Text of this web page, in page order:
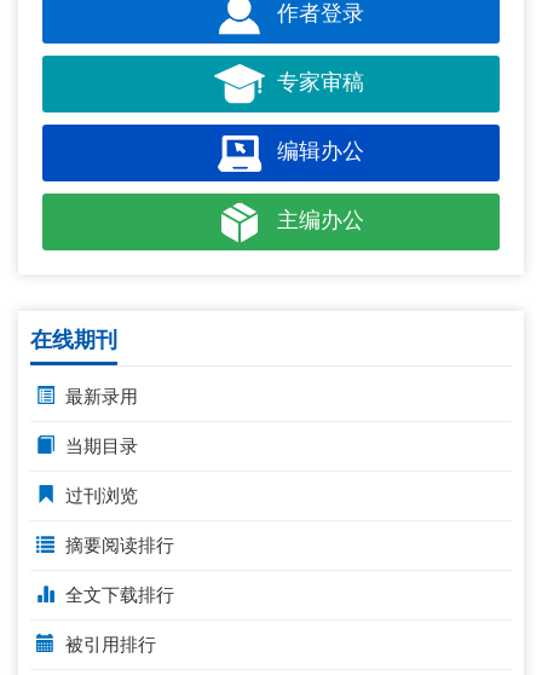
作者登录
专家审稿
编辑办公
主编办公
在线期刊
最新录用
当期目录
过刊浏览
摘要阅读排行
全文下载排行
被引用排行